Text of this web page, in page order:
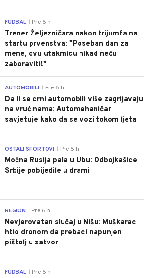
FUDBAL Pre 6 h
Trener Željezničara nakon trijumfa na
startu prvenstva: "Poseban dan za
mene, ovu utakmicu nikad neću
zaboraviti!"
AUTOMOBILI Pre 6 h
Da li se crni automobili više zagrijavaju
na vrućinama: Automehaničar
savjetuje kako da se vozi tokom ljeta
OSTALI SPORTOVI Pre 6 h
Moćna Rusija pala u Ubu: Odbojkašice
Srbije pobijedile u drami
REGION Pre 6 h
Nevjerovatan slučaj u Nišu: Muškarac
htio dronom da prebaci napunjen
pištolj u zatvor
FUDBAL Pre 6 h